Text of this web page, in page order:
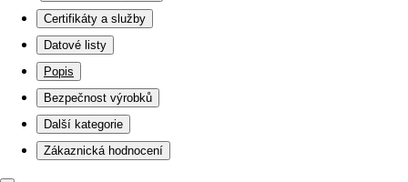
Certifikáty a služby
Datové listy
Popis
Bezpečnost výrobků
Další kategorie
Zákaznická hodnocení